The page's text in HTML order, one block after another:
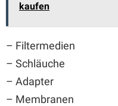
kaufen
– Filtermedien
– Schläuche
– Adapter
– Membranen